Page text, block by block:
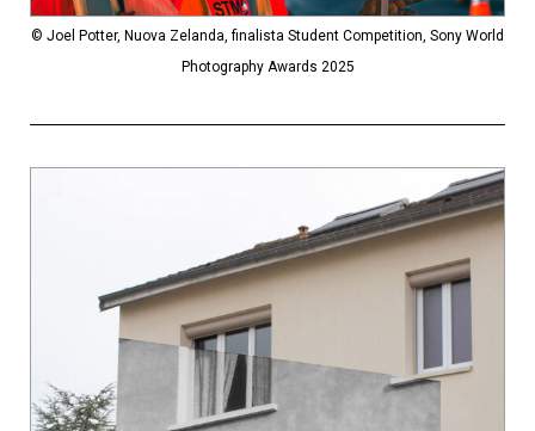
© Joel Potter, Nuova Zelanda, finalista Student Competition, Sony World
Photography Awards 2025